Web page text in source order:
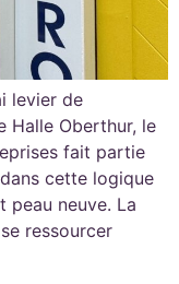
levier de
Halle Oberthur, le
fait partie
cette logique
peau neuve. La
ressourcer